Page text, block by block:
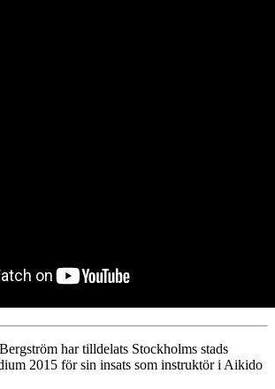
har tilldelats Stockholms stads
2015 för sin insats som instruktör i Aikido